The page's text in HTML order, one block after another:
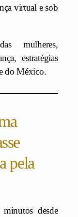
virtual e sob
mulheres,
estratégias
do México.
pela
desde